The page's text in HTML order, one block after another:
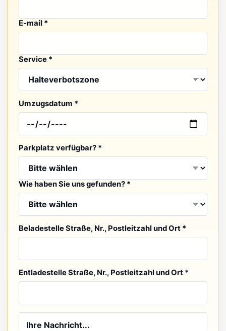
E-mail *
Service *
Umzugsdatum *
Parkplatz verfügbar? *
Wie haben Sie uns gefunden? *
Beladestelle Straße, Nr., Postleitzahl und Ort *
Entladestelle Straße, Nr., Postleitzahl und Ort *